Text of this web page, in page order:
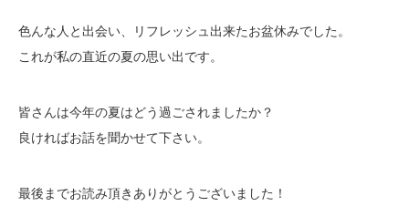
色んな人と出会い、リフレッシュ出来たお盆休みでした。
これが私の直近の夏の思い出です。
皆さんは今年の夏はどう過ごされましたか？
良ければお話を聞かせて下さい。
最後までお読み頂きありがとうございました！